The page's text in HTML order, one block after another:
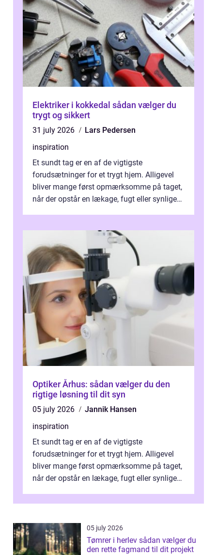
Elektriker i kokkedal sådan vælger du
trygt og sikkert
31 july 2026
Lars Pedersen
inspiration
Et sundt tag er en af de vigtigste
forudsætninger for et trygt hjem. Alligevel
bliver mange først opmærksomme på taget,
når der opstår en lækage, fugt eller synlige
Optiker Århus: sådan vælger du den
rigtige løsning til dit syn
05 july 2026
Jannik Hansen
inspiration
Et sundt tag er en af de vigtigste
forudsætninger for et trygt hjem. Alligevel
bliver mange først opmærksomme på taget,
når der opstår en lækage, fugt eller synlige
05 july 2026
Tømrer i herlev sådan vælger du
den rette fagmand til dit projekt